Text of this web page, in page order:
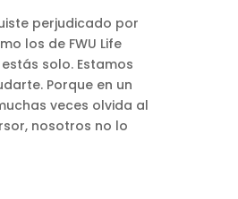
perjudicado por
los de FWU Life
solo. Estamos
Porque en un
veces olvida al
nosotros no lo